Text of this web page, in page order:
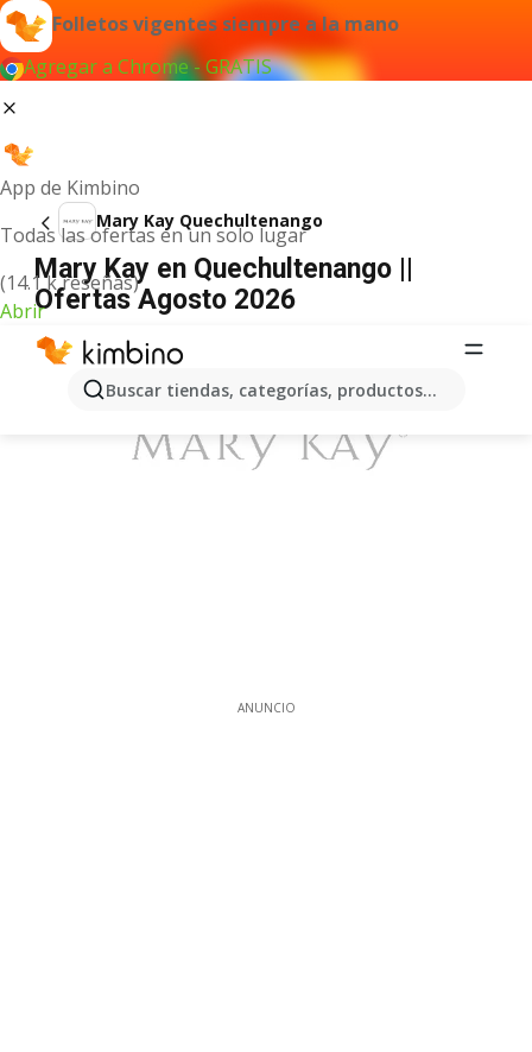
Folletos vigentes siempre a la mano
Agregar a Chrome - GRATIS
App de Kimbino
Todas las ofertas en un solo lugar
(14.1 k reseñas)
Abrir
Buscar tiendas, categorías, productos...
Mary Kay Quechultenango
Mary Kay en Quechultenango ||
Ofertas Agosto 2026
ANUNCIO